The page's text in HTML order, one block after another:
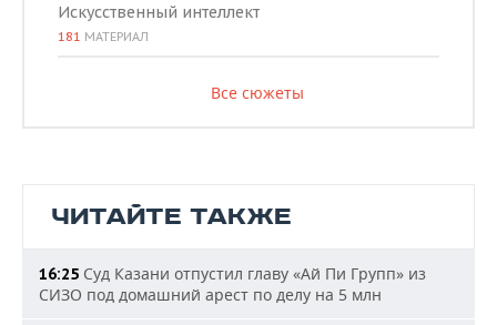
Искусственный интеллект
181 МАТЕРИАЛ
Все сюжеты
ЧИТАЙТЕ ТАКЖЕ
16:25 Суд Казани отпустил главу «Ай Пи Групп» из
СИЗО под домашний арест по делу на 5 млн